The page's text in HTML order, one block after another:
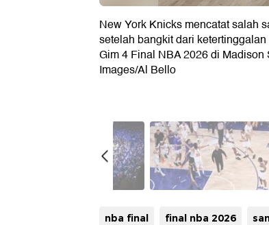
New York Knicks mencatat salah
setelah bangkit dari
Gim 4 Final NBA 2026 di
Images/Al Bello
nba final final nba 2026